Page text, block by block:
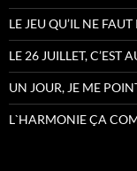
LE JEU QU’IL NE FAUT
LE 26 JUILLET, C’EST
UN JOUR, JE ME
L`HARMONIE ÇA